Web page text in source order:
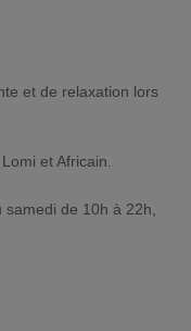
et Africain.
de 10h à 22h,